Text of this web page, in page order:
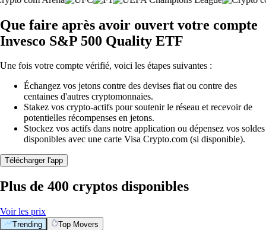
Que faire après avoir ouvert votre compte
Invesco S&P 500 Quality ETF
Une fois votre compte vérifié, voici les étapes suivantes :
Échangez vos jetons contre des devises fiat ou contre des
centaines d'autres cryptomonnaies.
Stakez vos crypto-actifs pour soutenir le réseau et recevoir de
potentielles récompenses en jetons.
Stockez vos actifs dans notre application ou dépensez vos soldes
disponibles avec une carte Visa Crypto.com (si disponible).
Télécharger l'app
Plus de 400 cryptos disponibles
Voir les prix
Trending Top Movers